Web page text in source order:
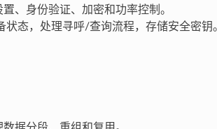
、身份验证、加密和功率控制。
状态，处理寻呼/查询流程，存储安全密钥